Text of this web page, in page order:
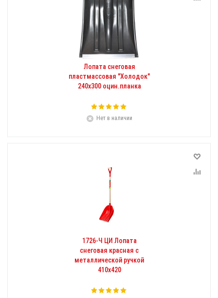
Лопата снеговая
пластмассовая "Холодок"
240х300 оцин.планка
Нет в наличии
1726-Ч ЦИ Лопата
снеговая красная с
металлической ручкой
410х420